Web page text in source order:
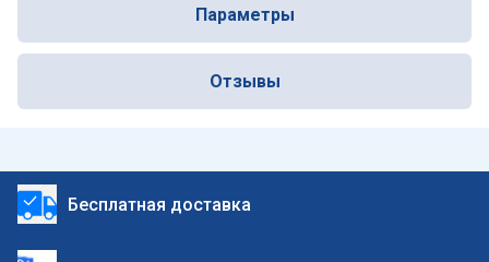
Параметры
Отзывы
Бесплатная доставка